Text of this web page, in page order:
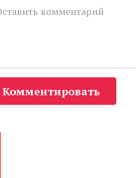
Комментировать